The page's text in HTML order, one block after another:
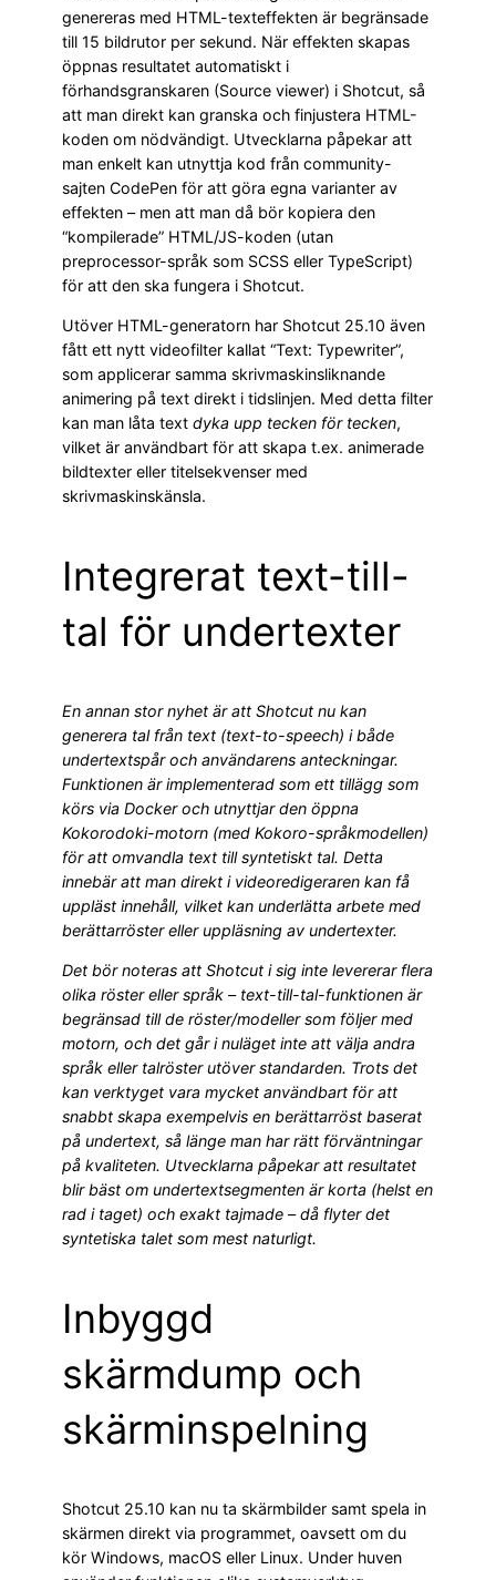
genereras med HTML-texteffekten är begränsade
till 15 bildrutor per sekund. När effekten skapas
öppnas resultatet automatiskt i
förhandsgranskaren (Source viewer) i Shotcut, så
att man direkt kan granska och finjustera HTML-
koden om nödvändigt. Utvecklarna påpekar att
man enkelt kan utnyttja kod från community-
sajten CodePen för att göra egna varianter av
effekten – men att man då bör kopiera den
“kompilerade” HTML/JS-koden (utan
preprocessor-språk som SCSS eller TypeScript)
för att den ska fungera i Shotcut.
Utöver HTML-generatorn har Shotcut 25.10 även
fått ett nytt videofilter kallat “Text: Typewriter”,
som applicerar samma skrivmaskinsliknande
animering på text direkt i tidslinjen. Med detta filter
kan man låta text dyka upp tecken för tecken,
vilket är användbart för att skapa t.ex. animerade
bildtexter eller titelsekvenser med
skrivmaskinskänsla.
Integrerat text-till-
tal för undertexter
En annan stor nyhet är att Shotcut nu kan
generera tal från text (text-to-speech) i både
undertextspår och användarens anteckningar.
Funktionen är implementerad som ett tillägg som
körs via Docker och utnyttjar den öppna
Kokorodoki-motorn (med Kokoro-språkmodellen)
för att omvandla text till syntetiskt tal. Detta
innebär att man direkt i videoredigeraren kan få
uppläst innehåll, vilket kan underlätta arbete med
berättarröster eller uppläsning av undertexter.
Det bör noteras att Shotcut i sig inte levererar flera
olika röster eller språk – text-till-tal-funktionen är
begränsad till de röster/modeller som följer med
motorn, och det går i nuläget inte att välja andra
språk eller talröster utöver standarden. Trots det
kan verktyget vara mycket användbart för att
snabbt skapa exempelvis en berättarröst baserat
på undertext, så länge man har rätt förväntningar
på kvaliteten. Utvecklarna påpekar att resultatet
blir bäst om undertextsegmenten är korta (helst en
rad i taget) och exakt tajmade – då flyter det
syntetiska talet som mest naturligt.
Inbyggd
skärmdump och
skärminspelning
Shotcut 25.10 kan nu ta skärmbilder samt spela in
skärmen direkt via programmet, oavsett om du
kör Windows, macOS eller Linux. Under huven